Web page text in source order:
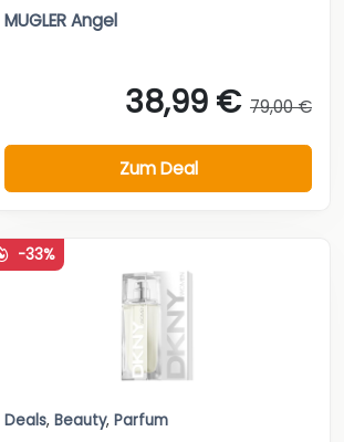
MUGLER Angel
38,99 € 79,00 €
Zum Deal
-33%
Deals, Beauty, Parfum